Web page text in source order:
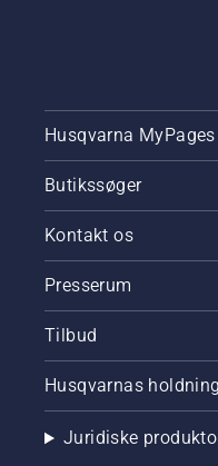
Husqvarna MyPages
Butikssøger
Kontakt os
Presserum
Tilbud
Husqvarnas
Juridiske